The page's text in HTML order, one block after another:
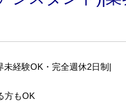
未経験OK・完全週休2日制|
方もOK